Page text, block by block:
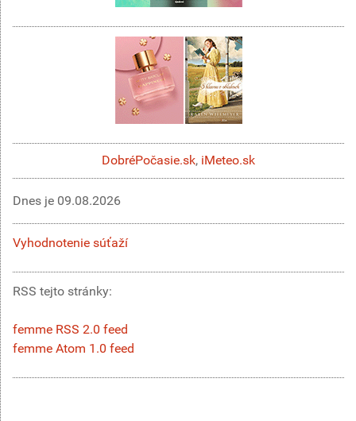
DobréPočasie.sk, iMeteo.sk
Dnes je 09.08.2026
Vyhodnotenie súťaží
RSS tejto stránky:
femme RSS 2.0 feed
femme Atom 1.0 feed